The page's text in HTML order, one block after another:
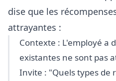
dise que les
attrayantes :
Contexte : L'employé a
existantes ne sont pas
Invite : "Quels types de